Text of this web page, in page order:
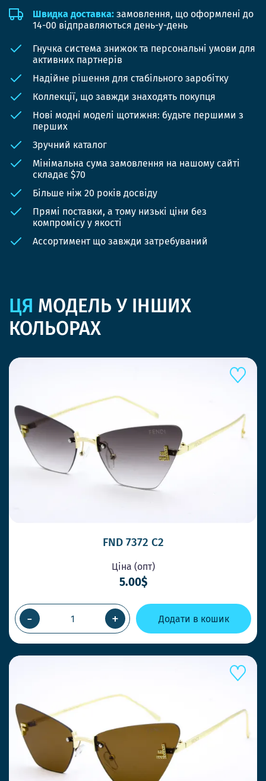
Швидка доставка: замовлення, що оформлені до
14-00 відправляються день-у-день
Гнучка система знижок та персональні умови для
активних партнерів
Надійне рішення для стабільного заробітку
Коллекції, що завжди знаходять покупця
Нові модні моделі щотижня: будьте першими з
перших
Зручний каталог
Мінімальна сума замовлення на нашому сайті
складає $70
Більше ніж 20 років досвіду
Прямі поставки, а тому низькі ціни без
компромісу у якості
Ассортимент що завжди затребуваний
ЦЯ МОДЕЛЬ У ІНШИХ
КОЛЬОРАХ
FND 7372 C2
Ціна (опт)
5.00$
- + Додати в кошик